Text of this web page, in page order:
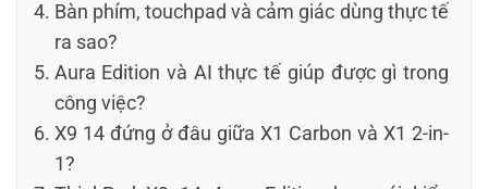
Bàn phím, touchpad và cảm giác dùng thực tế
ra sao?
Aura Edition và AI thực tế giúp được gì trong
công việc?
X9 14 đứng ở đâu giữa X1 Carbon và X1 2-in-
1?